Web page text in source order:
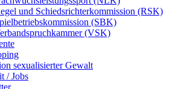
und Schiedsrichterkommission (RSK)
(SBK)
(VSK)
sexualisierter Gewalt
/ Jobs